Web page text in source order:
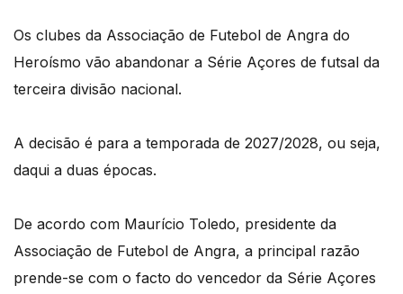
Os clubes da Associação de Futebol de Angra do
Heroísmo vão abandonar a Série Açores de futsal da
terceira divisão nacional.
A decisão é para a temporada de 2027/2028, ou seja,
daqui a duas épocas.
De acordo com Maurício Toledo, presidente da
Associação de Futebol de Angra, a principal razão
prende-se com o facto do vencedor da Série Açores